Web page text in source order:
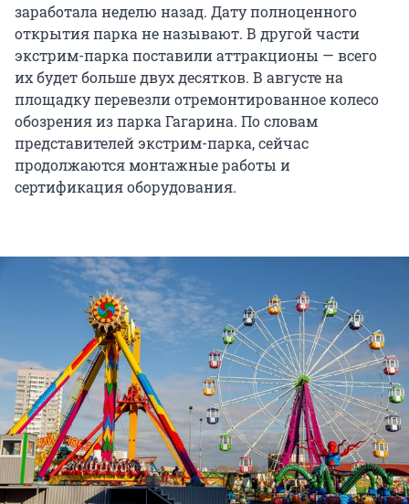
заработала неделю назад. Дату полноценного
открытия парка не называют. В другой части
экстрим-парка поставили аттракционы — всего
их будет больше двух десятков. В августе на
площадку перевезли отремонтированное колесо
обозрения из парка Гагарина. По словам
представителей экстрим-парка, сейчас
продолжаются монтажные работы и
сертификация оборудования.